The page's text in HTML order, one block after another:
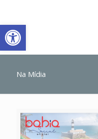
Abrir a barra de ferramentas
Na Mídia